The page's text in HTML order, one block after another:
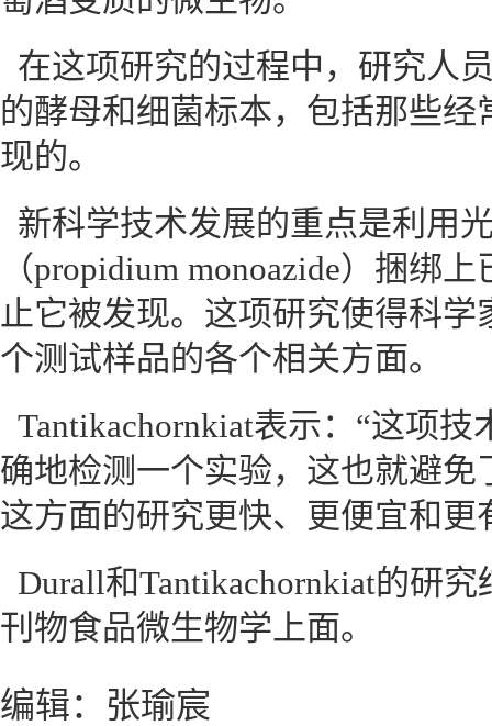
在这项研究的过程中，研究人
的酵母和细菌标本，包括那些
现的。
新科学技术发展的重点是利用
（propidium monoazide）捆绑
止它被发现。这项研究使得科
个测试样品的各个相关方面。
Tantikachornkiat表示：“这项
确地检测一个实验，这也就避
这方面的研究更快、更便宜和更
Durall和Tantikachornkiat的研
刊物食品微生物学上面。
编辑：张瑜宸